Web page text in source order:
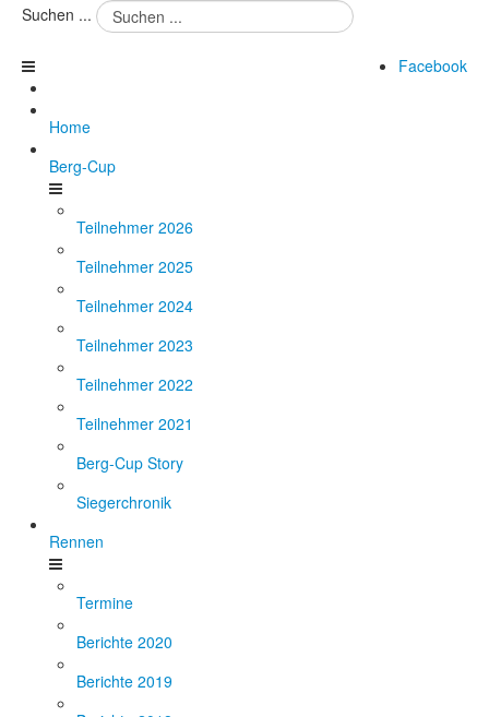
Suchen ...
Facebook
Home
Berg-Cup
Teilnehmer 2026
Teilnehmer 2025
Teilnehmer 2024
Teilnehmer 2023
Teilnehmer 2022
Teilnehmer 2021
Berg-Cup Story
Siegerchronik
Rennen
Termine
Berichte 2020
Berichte 2019